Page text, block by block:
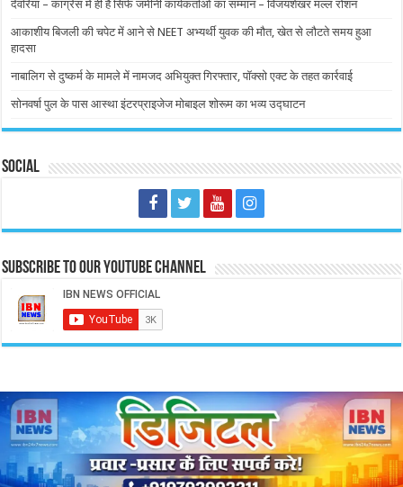
देवरिया – कांग्रेस में ही है सिर्फ जमीनी कार्यकर्ताओ का सम्मान – विजयशेखर मल्ल रोशन
आकाशीय बिजली की चपेट में आने से NEET अभ्यर्थी युवक की मौत, खेत से लौटते समय हुआ
हादसा
नाबालिग से दुष्कर्म के मामले में नामजद अभियुक्त गिरफ्तार, पॉक्सो एक्ट के तहत कार्रवाई
सोनवर्षा पुल के पास आस्था इंटरप्राइजेज मोबाइल शोरूम का भव्य उद्घाटन
Social
Subscribe to our Youtube Channel